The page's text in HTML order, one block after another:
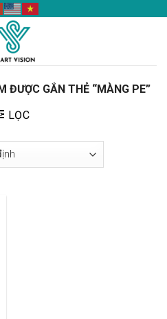
ĐƯỢC GẮN THẺ “MÀNG PE”
LỌC